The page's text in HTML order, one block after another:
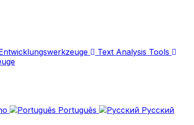
Text Analysis Tools
Português
Русский